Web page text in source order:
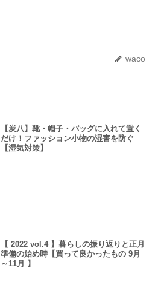
waco
【炭八】靴・帽子・バッグに入れて置く
だけ！ファッション小物の湿害を防ぐ
【湿気対策】
【 2022 vol.4 】暮らしの振り返りと正月
準備の始め時【買って良かったもの 9月
～11月 】